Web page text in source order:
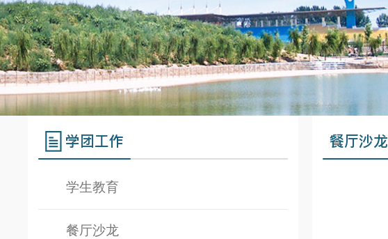
学团工作
学生教育
餐厅沙龙
餐厅沙龙